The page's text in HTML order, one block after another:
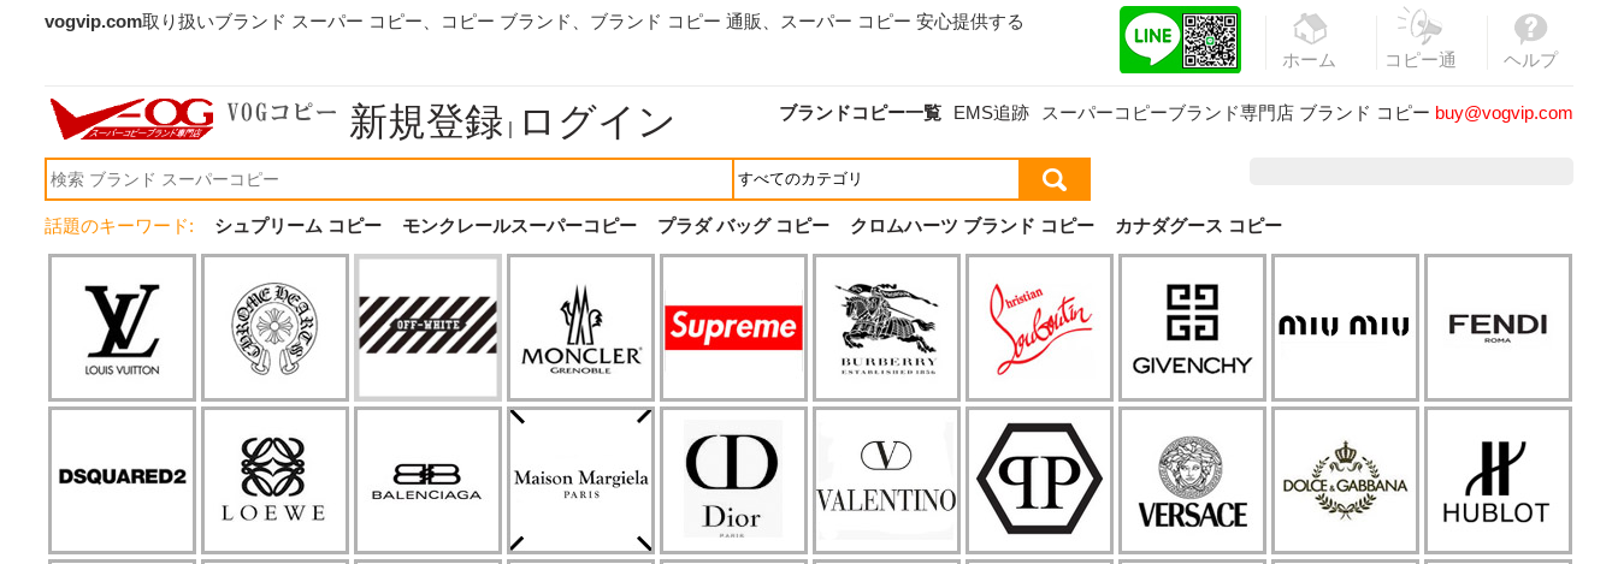
vogvip.com取り扱いブランド スーパー コピー、コピー ブランド、 ブランド コピー 通販
、スーパー コピー 安心提供する
ホーム
コピー通
ヘルプ
新規登録 | ログイン ブランドコピー一覧 EMS追跡 スーパーコピーブランド専門店 ブランド コピー buy@vogvip.com
話題のキーワード: シュプリーム コピー モンクレールスーパーコピー プラダ バッグ コピー クロムハーツ ブランド コピー カナダグース コピー